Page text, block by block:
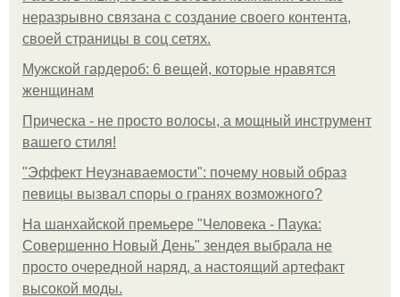
неразрывно связана с создание своего контента,
своей страницы в соц сетях.
Мужской гардероб: 6 вещей, которые нравятся
женщинам
Прическа - не просто волосы, а мощный инструмент
вашего стиля!
"Эффект Неузнаваемости": почему новый образ
певицы вызвал споры о гранях возможного?
На шанхайской премьере "Человека - Паука:
Совершенно Новый День" зендея выбрала не
просто очередной наряд, а настоящий артефакт
высокой моды.